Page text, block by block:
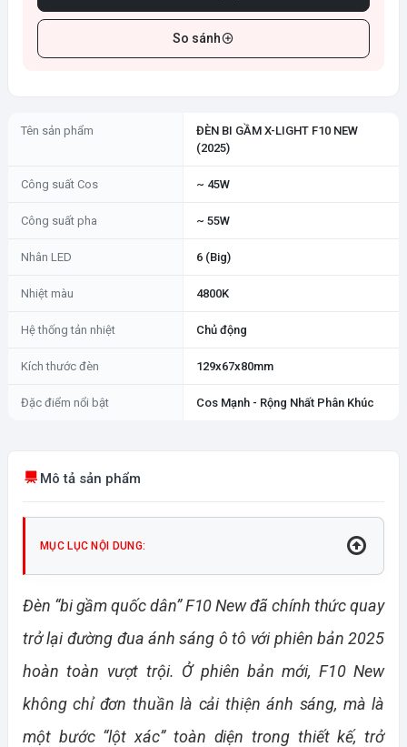
So sánh
Tên sản phẩm
ĐÈN BI GẦM X-LIGHT F10 NEW
(2025)
Công suất Cos ~ 45W
Công suất pha ~ 55W
Nhân LED 6 (Big)
Nhiệt màu 4800K
Hệ thống tản nhiệt Chủ động
Kích thước đèn 129x67x80mm
Đặc điểm nổi bật Cos Mạnh - Rộng Nhất Phân Khúc
Mô tả sản phẩm
MỤC LỤC NỘI DUNG:
Đèn “bi gầm quốc dân” F10 New đã chính thức quay
trở lại đường đua ánh sáng ô tô với phiên bản 2025
hoàn toàn vượt trội. Ở phiên bản mới, F10 New
không chỉ đơn thuần là cải thiện ánh sáng, mà là
một bước “lột xác” toàn diện trong thiết kế, trở